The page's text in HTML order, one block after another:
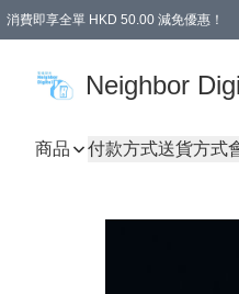
消費即享全單 HKD 50.00 減免優惠！
Neighbor
商品 付款方式送貨方式